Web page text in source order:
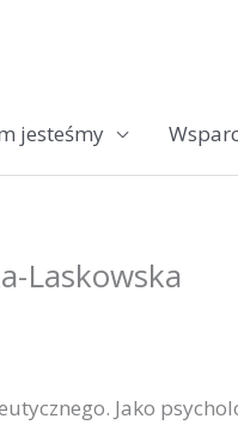
jesteśmy
Laskowska
Jako